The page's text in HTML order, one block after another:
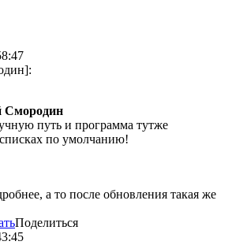
Смородин
путь и программа тутже
по умолчанию!
а то после обновления такая же
Поделиться